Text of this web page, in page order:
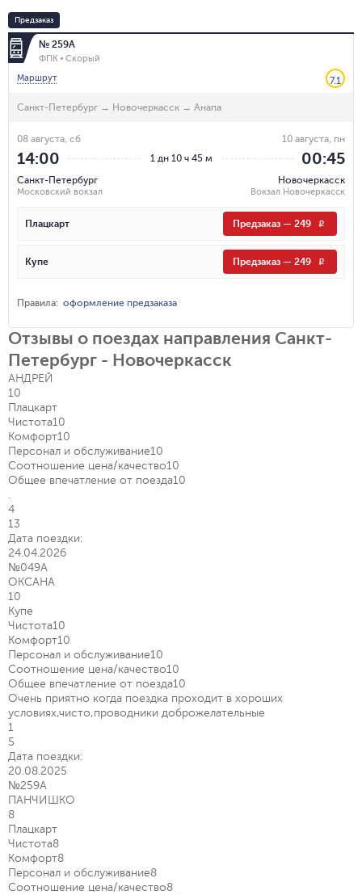
Предзаказ
№ 259А
ФПК
Скорый
Маршрут
7.1
Санкт-Петербург → Новочеркасск → Анапа
1 дн 10 ч 45 м
08 августа, сб
14:00
Санкт-Петербург
Московский вокзал
10 августа, пн
00:45
Новочеркасск
Вокзал Новочеркасск
Плацкарт Предзаказ — 249 R
Купе Предзаказ — 249 R
Правила: оформление предзаказа
Отзывы о поездах направления Санкт-
Петербург - Новочеркасск
АНДРЕЙ
10
Плацкарт
Чистота10
Комфорт10
Персонал и обслуживание10
Соотношение цена/качество10
Общее впечатление от поезда10
.
4
13
Дата поездки:
24.04.2026
№049А
ОКСАНА
10
Купе
Чистота10
Комфорт10
Персонал и обслуживание10
Соотношение цена/качество10
Общее впечатление от поезда10
Очень приятно когда поездка проходит в хороших
условиях,чисто,проводники доброжелательные
1
5
Дата поездки:
20.08.2025
№259А
ПАНЧИШКО
8
Плацкарт
Чистота8
Комфорт8
Персонал и обслуживание8
Соотношение цена/качество8